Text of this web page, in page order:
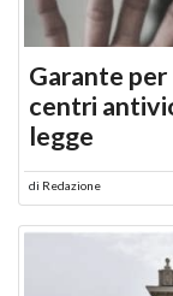
Garante
centri
legge
di Redazione